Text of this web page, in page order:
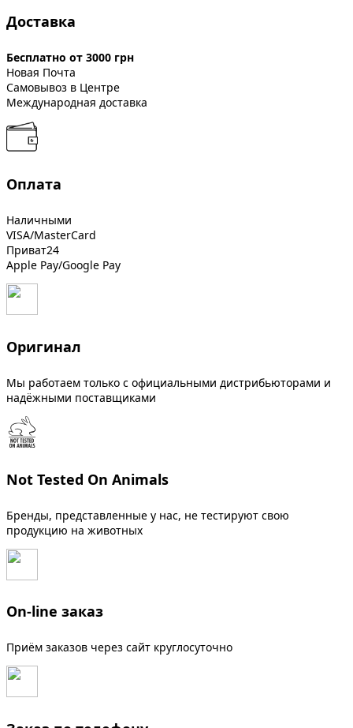
Доставка
Бесплатно от 3000 грн
Новая Почта
Самовывоз в Центре
Международная доставка
Оплата
Наличными
VISA/MasterCard
Приват24
Apple Pay/Google Pay
Оригинал
Мы работаем только с официальными дистрибьюторами и
надёжными поставщиками
Not Tested On Animals
Бренды, представленные у нас, не тестируют свою
продукцию на животных
On-line заказ
Приём заказов через сайт круглосуточно